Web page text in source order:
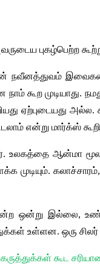
புகழ்பெற்ற
நவீனத்துவம்
நாம் கூற முடியாது.
ஏற்புடையது அல்ல.
என்று மார்க்ஸ்
. உலகத்தை ஆன்மா
முடியும். கலாச்சாரம்,
ஒன்று இல்லை,
உள்ளன. ஒரு சிலர்
கருத்துக்கள் கூட